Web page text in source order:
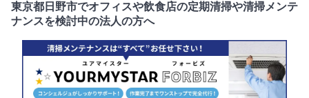
東京都日野市でオフィスや飲食店の定期清掃や清掃メンテ
ナンスを検討中の法人の方へ